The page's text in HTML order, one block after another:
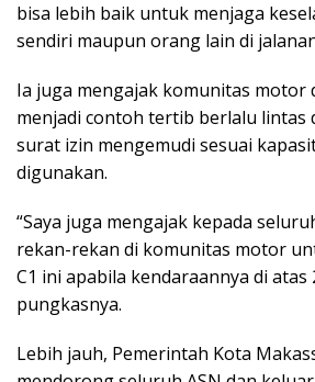
bisa lebih baik untuk menjaga
sendiri maupun orang lain di
Ia juga mengajak komunitas motor
menjadi contoh tertib berlalu lintas
surat izin mengemudi sesuai
digunakan.
“Saya juga mengajak kepada
rekan-rekan di komunitas motor
C1 ini apabila kendaraannya di atas
pungkasnya.
Lebih jauh, Pemerintah Kota